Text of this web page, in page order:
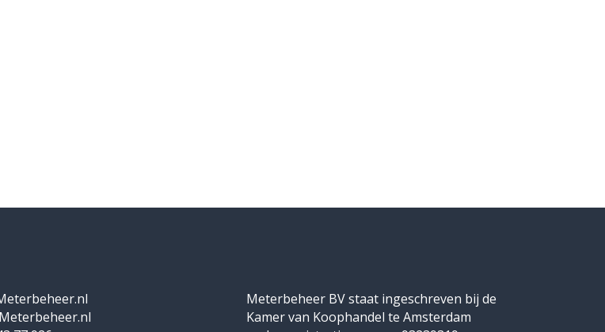
Meterbeheer BV staat ingeschreven bij de
Kamer van Koophandel te Amsterdam